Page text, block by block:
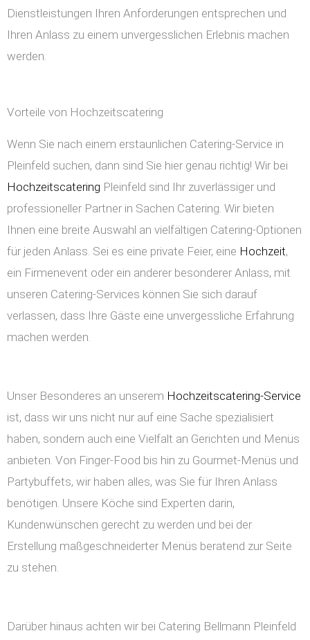
Dienstleistungen Ihren Anforderungen entsprechen und
Ihren Anlass zu einem unvergesslichen Erlebnis machen
werden.
Vorteile von Hochzeitscatering
Wenn Sie nach einem erstaunlichen Catering-Service in
Pleinfeld suchen, dann sind Sie hier genau richtig! Wir bei
Hochzeitscatering Pleinfeld sind Ihr zuverlässiger und
professioneller Partner in Sachen Catering. Wir bieten
Ihnen eine breite Auswahl an vielfältigen Catering-Optionen
für jeden Anlass. Sei es eine private Feier, eine Hochzeit,
ein Firmenevent oder ein anderer besonderer Anlass, mit
unseren Catering-Services können Sie sich darauf
verlassen, dass Ihre Gäste eine unvergessliche Erfahrung
machen werden.
Unser Besonderes an unserem Hochzeitscatering-Service
ist, dass wir uns nicht nur auf eine Sache spezialisiert
haben, sondern auch eine Vielfalt an Gerichten und Menüs
anbieten. Von Finger-Food bis hin zu Gourmet-Menüs und
Partybuffets, wir haben alles, was Sie für Ihren Anlass
benötigen. Unsere Köche sind Experten darin,
Kundenwünschen gerecht zu werden und bei der
Erstellung maßgeschneiderter Menüs beratend zur Seite
zu stehen.
Darüber hinaus achten wir bei Catering Bellmann Pleinfeld